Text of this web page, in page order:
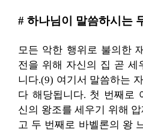
# 하나님이 말씀하시는
모든 악한 행위로 불의한
전을 위해 자신의 집 곧 세
니다.(9) 여기서 말씀하는
다 해당됩니다. 첫 번째로
신의 왕조를 세우기 위해
고 두 번째로 바벨론의 왕